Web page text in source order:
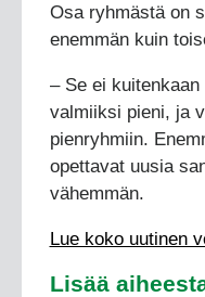
Osa ryhmästä on
enemmän kuin
– Se ei
valmiiksi pieni, ja
pienryhmiin.
opettavat uusia
vähemmän.
Lue koko uutinen
Lisää